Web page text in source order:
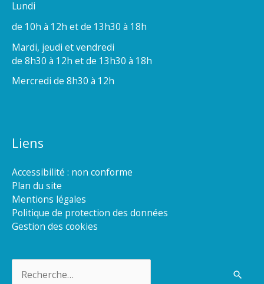
Lundi
de 10h à 12h et de 13h30 à 18h
Mardi, jeudi et vendredi
de 8h30 à 12h et de 13h30 à 18h
Mercredi de 8h30 à 12h
Liens
Accessibilité : non conforme
Plan du site
Mentions légales
Politique de protection des données
Gestion des cookies